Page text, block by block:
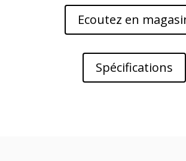
Ecoutez en
Spécifications